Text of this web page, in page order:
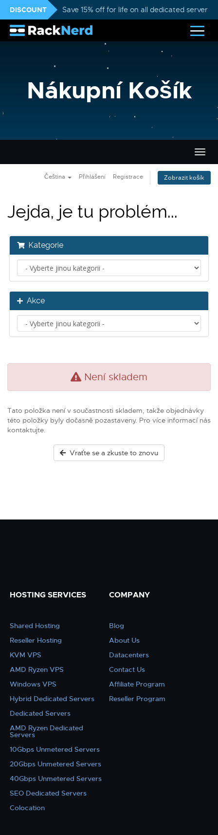
DISCOUNT Save 15% off for life on all dedicated servers
Nákupní Košík
Čeština Přihlášení Registrace Zobrazit košík
Jejda, je tu problém...
Kategorie
Akce
Není skladem
Tato položka není v součastnosti skladem, takže objednávky
této položky byly dočasně pozastaveny. Pro více informací nás
kontaktujte.
Vraťte se a zkuste to znovu
HOSTING SERVICES
Shared Hosting
Reseller Hosting
KVM VPS
AMD Ryzen VPS
Windows VPS
Hybrid Dedicated Servers
Dedicated Servers
AMD Ryzen Dedicated
Servers
10Gbps Unmetered Servers
20Gbps Unmetered Servers
40Gbps Unmetered Servers
SEO Dedicated Servers
Colocation
COMPANY
Blog
About Us
Datacenters
Contact Us
Affiliate Program
Reseller Program